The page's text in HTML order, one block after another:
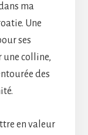
ma
Une
ses
une colline,
des
en valeur